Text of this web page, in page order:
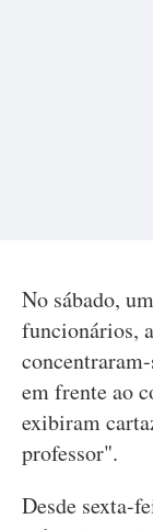
No sábado,
funcionários,
em frente ao
exibiram
professor".
Desde sexta-